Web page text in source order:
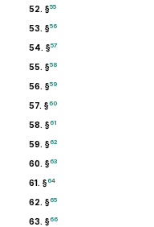
52. §55
53. §56
54. §57
55. §58
56. §59
57. §60
58. §61
59. §62
60. §63
61. §64
62. §65
63. §66